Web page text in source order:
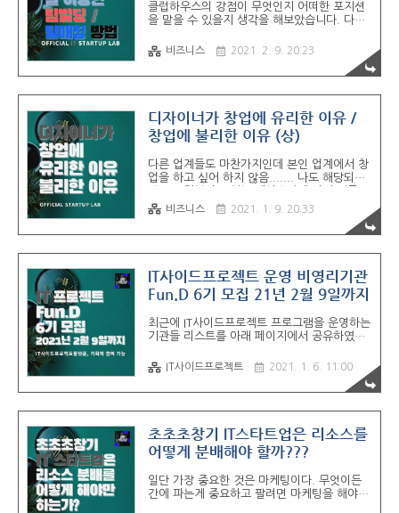
자연적, 정치적 환경 : 사회분위기, 특정 고객군
들의 니즈(Needs), 정서적 혜택(Emotional
클럽하우스의 강점이 무엇인지 어떠한 포지션
을 맡을 수 있을지 생각을 해보았습니다. 다른
픈채팅방이라고 얘기도 하던데 제 경험에서는
동의하기 조금 어려운 부분 같았습니다. 제 생
각에는 " 이벤터스(온라인 행사 플랫폼)와
것 같습니다. 제 주변에서 사용하시는 분들을
보았을 때 친동생은 연예인들의 라디오 방송을
오프라인에서 참관하듯이 사용을 하는 모습을
계의 지인들은 소규모 포럼 형식에 참여하시는
분들이 많았는데요. 그렇게 되어버린다면
이가 없는 것 아닌가 잠깐 생각을 하기도..
비즈니스 2021. 2. 9. 20:23
디자이너가 창업에 유리한 이유 /
창업에 불리한 이유 (상)
다른 업계들도 마찬가지인데 본인 업계에서 창
업을 하고 싶어 하지 않음....... 나도 해당되지
살려서 사업하는 친구들이 사업적으로 성공 확
률이 높은 것으로 보인다. 나도 기계과인데 IT
로 넘어가고 있다..... 개발자에서 제조업이나
발이 아니다. 마케팅만 되면 어떠한 것도 가지
고 있지 않더라고 매출을 만들어내는 것이 가
능하다. 지식 창업이나 커뮤니티업이 그렇다.
지 못할 가능성이 높아 마케팅 비용 효율이 매
우 나쁘고 페이스북, 유튜브, 애드센스 등의 광
나머지 9를 마케팅에 써야 한다. 이후..
비즈니스 2021. 1. 9. 20:33
IT사이드프로젝트 운영 비영리기관
Fun.D 6기 모집 21년 2월 9일까지
최근에 IT사이드프로젝트 프로그램을 운영하는
기관들 리스트를 아래 페이지에서 공유하였는
있도록 돕는 운영 기관 리스트 처음 사이드프
로젝트를 하시는 분들은 프로젝트 관리를 도와
주는 기수제 프로그램을 추천드리고 있습니다.
goodantak.tistory.com 저희의 파트너십을
맺은 IT프로젝트 운영기관 중에서 2021올해
첫 모집공고로 어제 2021년 1월 4일 월요일
Fun.D는 비영리 기관 중에서 유일하게 IT기획
자, 전문 기획자, 직장인 기획자가 참여 할 수
IT사이드프로젝트 2021. 1. 6. 11:00
초초초창기 IT스타트업은 리소스를
어떻게 분배해야 할까???
일단 가장 중요한 것은 마케팅이다. 무엇이든
간에 파는게 중요하고 팔려면 마케팅을 해야만